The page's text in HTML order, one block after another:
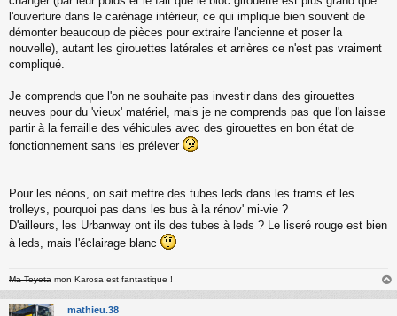
s
a
g
e
n
n
u
l'ouverture dans le carénage intérieur, ce qui implique bien souvent de
démonter beaucoup de pièces pour extraire l'ancienne et poser la
nouvelle), autant les girouettes latérales et arrières ce n'est pas vraiment
compliqué.
Je comprends que l'on ne souhaite pas investir dans des girouettes
neuves pour du 'vieux' matériel, mais je ne comprends pas que l'on laisse
partir à la ferraille des véhicules avec des girouettes en bon état de
fonctionnement sans les prélever
Pour les néons, on sait mettre des tubes leds dans les trams et les
trolleys, pourquoi pas dans les bus à la rénov' mi-vie ?
D'ailleurs, les Urbanway ont ils des tubes à leds ? Le liseré rouge est bien
à leds, mais l'éclairage blanc
Ma Toyota mon Karosa est fantastique !
au
mathieu.38